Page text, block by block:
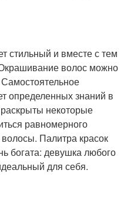
стильный и вместе с тем
волос можно
определенных знаний в
раскрыты некоторые
равномерного
Палитра красок
богата: девушка любого
для себя.